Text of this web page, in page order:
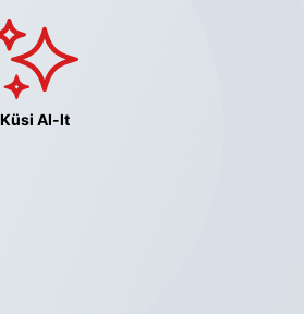
Küsi AI-lt